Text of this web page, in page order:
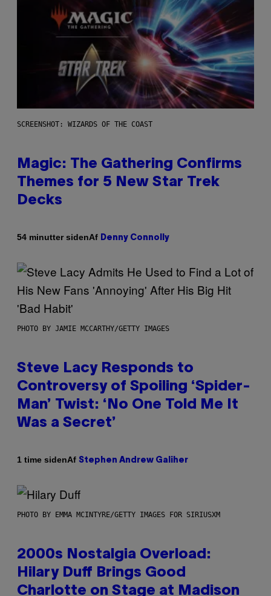
SCREENSHOT: WIZARDS OF THE COAST
Magic: The Gathering Confirms
Themes for 5 New Star Trek
Decks
54 minutter sidenAf Denny Connolly
PHOTO BY JAMIE MCCARTHY/GETTY IMAGES
Steve Lacy Responds to
Controversy of Spoiling ‘Spider-
Man’ Twist: ‘No One Told Me It
Was a Secret’
1 time sidenAf Stephen Andrew Galiher
PHOTO BY EMMA MCINTYRE/GETTY IMAGES FOR SIRIUSXM
2000s Nostalgia Overload:
Hilary Duff Brings Good
Charlotte on Stage at Madison